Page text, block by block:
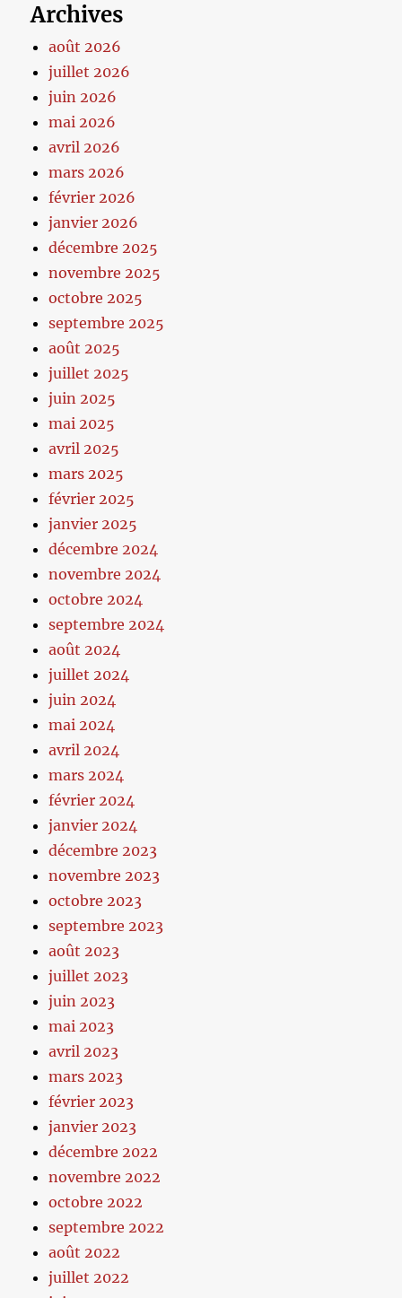
Archives
août 2026
juillet 2026
juin 2026
mai 2026
avril 2026
mars 2026
février 2026
janvier 2026
décembre 2025
novembre 2025
octobre 2025
septembre 2025
août 2025
juillet 2025
juin 2025
mai 2025
avril 2025
mars 2025
février 2025
janvier 2025
décembre 2024
novembre 2024
octobre 2024
septembre 2024
août 2024
juillet 2024
juin 2024
mai 2024
avril 2024
mars 2024
février 2024
janvier 2024
décembre 2023
novembre 2023
octobre 2023
septembre 2023
août 2023
juillet 2023
juin 2023
mai 2023
avril 2023
mars 2023
février 2023
janvier 2023
décembre 2022
novembre 2022
octobre 2022
septembre 2022
août 2022
juillet 2022